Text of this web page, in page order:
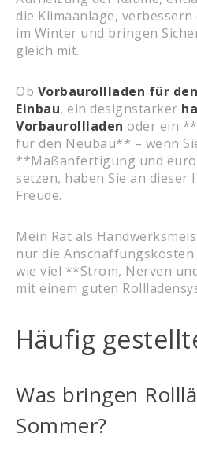
die Klimaanlage,
im Winter und bringen
gleich mit.
Ob Vorbaurollladen für
Einbau, ein designstarker
Vorbaurollladen oder ein
für den Neubau** – wenn
**Maßanfertigung und
setzen, haben Sie an dieser
Freude.
Mein Rat als
nur die
wie viel **Strom, Nerven
mit einem guten
Häufig
Was bringen
Sommer?